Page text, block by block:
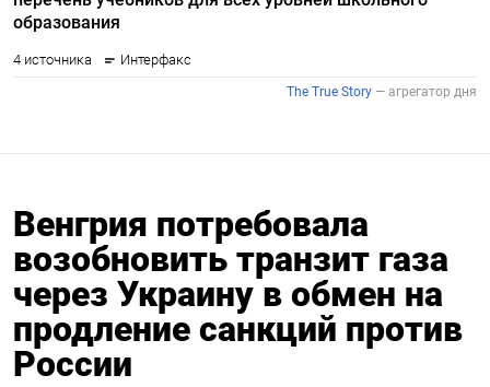
Венгрия потребовала
возобновить транзит газа
через Украину в обмен на
продление санкций против
России